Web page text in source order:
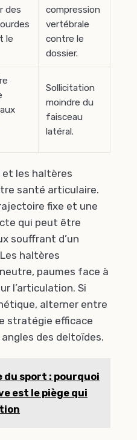
des
le
compression
vertébrale
contre le
dossier.
Sollicitation
moindre du
faisceau
latéral.
et les haltères
santé articulaire.
fixe et une
qui peut être
souffrant d’un
haltères
paumes face à
l’articulation. Si
alterner entre
stratégie efficace
des deltoïdes.
du sport : pourquoi
est le piège qui